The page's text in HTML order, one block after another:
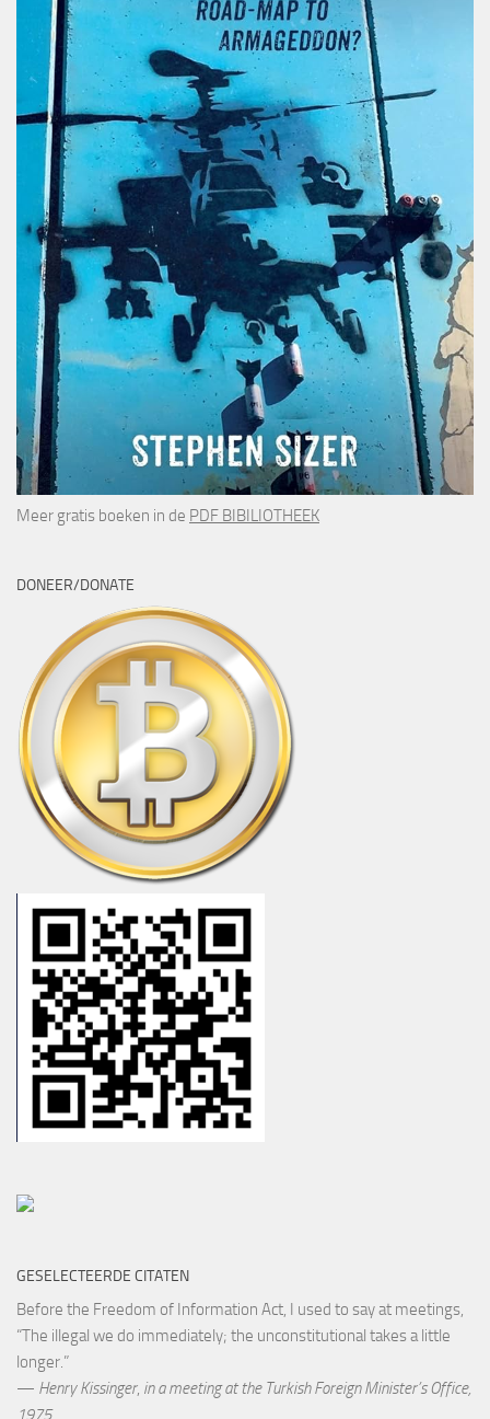
Meer gratis boeken in de PDF BIBILIOTHEEK
DONEER/DONATE
GESELECTEERDE CITATEN
Before the Freedom of Information Act, I used to say at meetings,
“The illegal we do immediately; the unconstitutional takes a little
longer.”
— Henry Kissinger, in a meeting at the Turkish Foreign Minister’s Office,
1975